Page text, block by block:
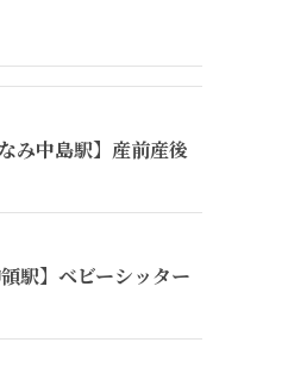
み中島駅】産前産後
駅】ベビーシッター